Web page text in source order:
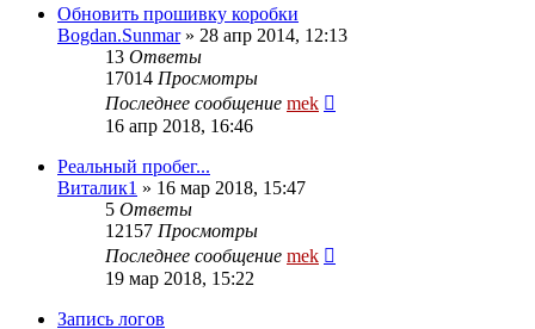
Обновить прошивку коробки
Bogdan.Sunmar» 28 апр 2014, 12:13
13 Ответы
17014 Просмотры
Последнее сообщение mek
16 апр 2018, 16:46
Реальный пробег...
Виталик1 » 16 мар 2018, 15:47
5 Ответы
12157 Просмотры
Последнее сообщение mek
19 мар 2018, 15:22
Запись логов